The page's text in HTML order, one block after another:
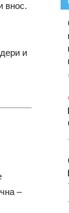
внос.
и
–